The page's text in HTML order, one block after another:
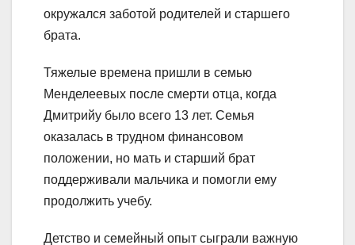
окружался заботой родителей и старшего
брата.
Тяжелые времена пришли в семью
Менделеевых после смерти отца, когда
Дмитрийу было всего 13 лет. Семья
оказалась в трудном финансовом
положении, но мать и старший брат
поддерживали мальчика и помогли ему
продолжить учебу.
Детство и семейный опыт сыграли важную